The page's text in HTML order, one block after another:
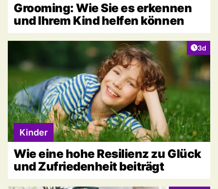
Grooming: Wie Sie es erkennen
und Ihrem Kind helfen können
3d
Kinder
Wie eine hohe Resilienz zu Glück
und Zufriedenheit beiträgt